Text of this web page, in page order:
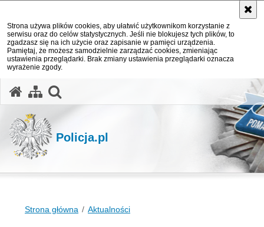
Strona używa plików cookies, aby ułatwić użytkownikom korzystanie z
serwisu oraz do celów statystycznych. Jeśli nie blokujesz tych plików, to
zgadzasz się na ich użycie oraz zapisanie w pamięci urządzenia.
Pamiętaj, że możesz samodzielnie zarządzać cookies, zmieniając
ustawienia przeglądarki. Brak zmiany ustawienia przeglądarki oznacza
wyrażenie zgody.
Policja.pl
Strona główna Aktualności